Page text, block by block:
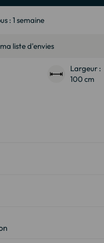
: 1 semaine
liste d'envies
Largeur :
100 cm